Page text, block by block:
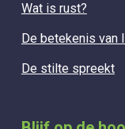
Wat is rust?
De betekenis van
De stilte spreekt